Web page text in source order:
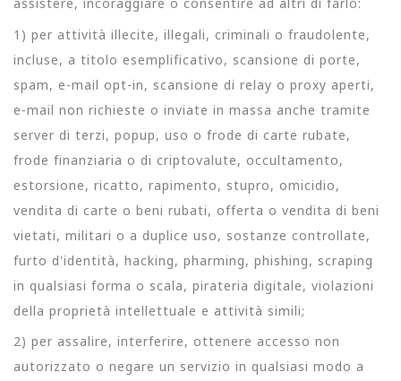
1) per attività illecite, illegali, criminali o fraudolente,
incluse, a titolo esemplificativo, scansione di porte,
spam, e-mail opt-in, scansione di relay o proxy aperti,
e-mail non richieste o inviate in massa anche tramite
server di terzi, popup, uso o frode di carte rubate,
frode finanziaria o di criptovalute, occultamento,
estorsione, ricatto, rapimento, stupro, omicidio,
vendita di carte o beni rubati, offerta o vendita di beni
vietati, militari o a duplice uso, sostanze controllate,
furto d'identità, hacking, pharming, phishing, scraping
in qualsiasi forma o scala, pirateria digitale, violazioni
della proprietà intellettuale e attività simili;
2) per assalire, interferire, ottenere accesso non
autorizzato o negare un servizio in qualsiasi modo a